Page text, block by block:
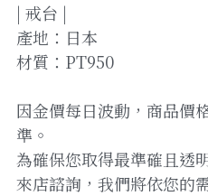
| 戒台 |
產地：日本
材質：PT950
因金價每日波動，商品價
準。
為確保您取得最準確且透
來店諮詢，我們將依您的